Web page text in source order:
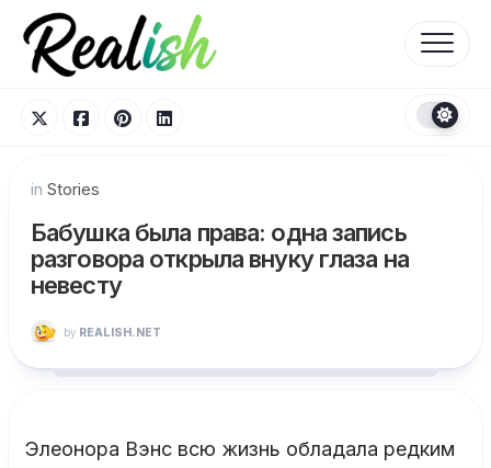
content
in Stories
Бабушка была права: одна запись
разговора открыла внуку глаза на
невесту
by REALISH.NET
Элеонора Вэнс всю жизнь обладала редким